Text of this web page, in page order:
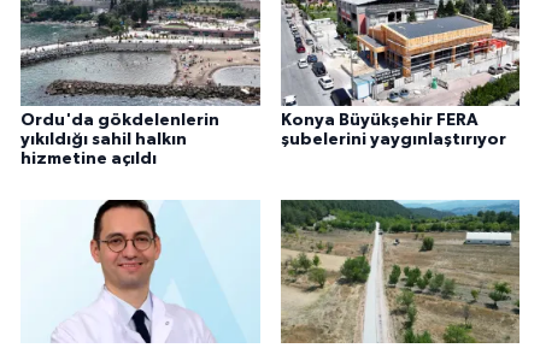
Ordu'da gökdelenlerin
yıkıldığı sahil halkın
hizmetine açıldı
Konya Büyükşehir FERA
şubelerini yaygınlaştırıyor